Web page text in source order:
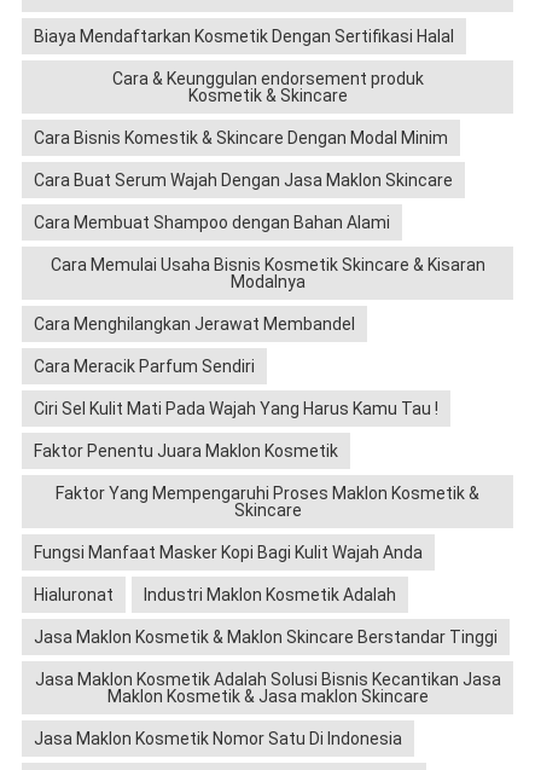
Biaya Mendaftarkan Kosmetik Dengan Sertifikasi Halal
Cara & Keunggulan endorsement produk
Kosmetik & Skincare
Cara Bisnis Komestik & Skincare Dengan Modal Minim
Cara Buat Serum Wajah Dengan Jasa Maklon Skincare
Cara Membuat Shampoo dengan Bahan Alami
Cara Memulai Usaha Bisnis Kosmetik Skincare & Kisaran
Modalnya
Cara Menghilangkan Jerawat Membandel
Cara Meracik Parfum Sendiri
Ciri Sel Kulit Mati Pada Wajah Yang Harus Kamu Tau !
Faktor Penentu Juara Maklon Kosmetik
Faktor Yang Mempengaruhi Proses Maklon Kosmetik &
Skincare
Fungsi Manfaat Masker Kopi Bagi Kulit Wajah Anda
Hialuronat Industri Maklon Kosmetik Adalah
Jasa Maklon Kosmetik & Maklon Skincare Berstandar Tinggi
Jasa Maklon Kosmetik Adalah Solusi Bisnis Kecantikan Jasa
Maklon Kosmetik & Jasa maklon Skincare
Jasa Maklon Kosmetik Nomor Satu Di Indonesia